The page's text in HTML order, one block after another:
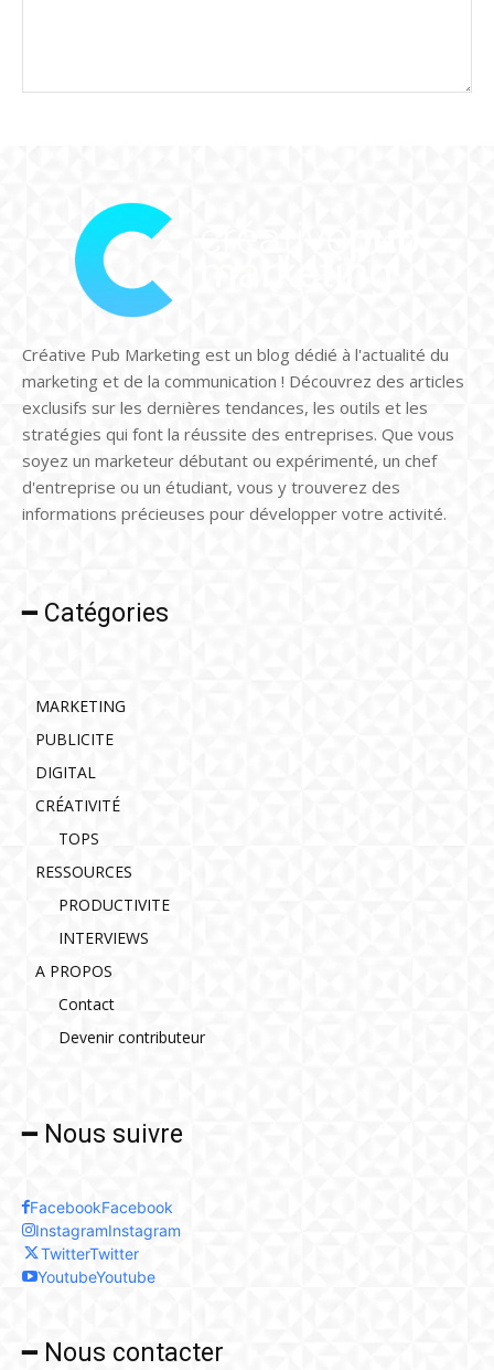
Créative Pub Marketing est un blog dédié à l'actualité du
marketing et de la communication ! Découvrez des articles
exclusifs sur les dernières tendances, les outils et les
stratégies qui font la réussite des entreprises. Que vous
soyez un marketeur débutant ou expérimenté, un chef
d'entreprise ou un étudiant, vous y trouverez des
informations précieuses pour développer votre activité.
━ Catégories
MARKETING
PUBLICITE
DIGITAL
CRÉATIVITÉ
TOPS
RESSOURCES
PRODUCTIVITE
INTERVIEWS
A PROPOS
Contact
Devenir contributeur
━ Nous suivre
FacebookFacebook
InstagramInstagram
TwitterTwitter
YoutubeYoutube
━ Nous contacter